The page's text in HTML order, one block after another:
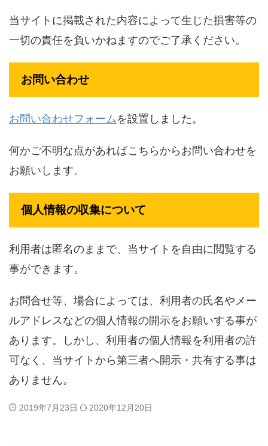
当サイトに掲載された内容によって生じた損害等の
一切の責任を負いかねますのでご了承ください。
お問い合わせ
お問い合わせフォームを設置しました。
何かご不明な点があればこちらからお問い合わせを
お願いします。
個人情報の収集について
利用者は匿名のままで、当サイトを自由に閲覧する
事ができます。
お問合せ等、場合によっては、利用者の氏名やメー
ルアドレスなどの個人情報の開示をお願いする事が
あります。しかし、利用者の個人情報を利用者の許
可なく、当サイトから第三者へ開示・共有する事は
ありません。
2019年7月23日 2020年12月20日